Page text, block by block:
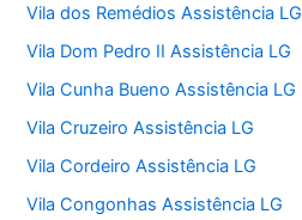
Vila dos Remédios Assistência LG
Vila Dom Pedro II Assistência LG
Vila Cunha Bueno Assistência LG
Vila Cruzeiro Assistência LG
Vila Cordeiro Assistência LG
Vila Congonhas Assistência LG